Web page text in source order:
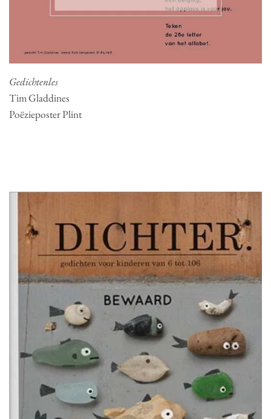
Gedichtenles
Tim Gladdines
Poëzieposter Plint